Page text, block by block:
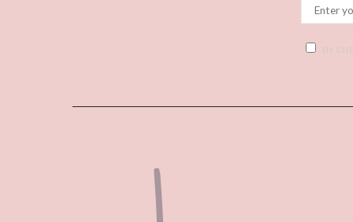
BY